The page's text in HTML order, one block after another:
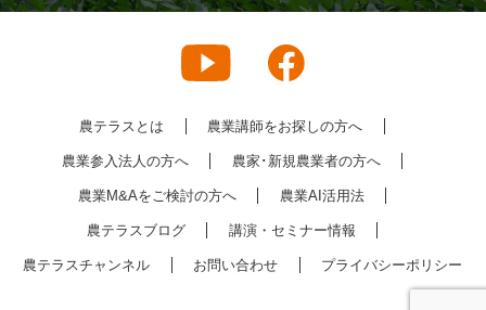
農テラスとは 農業講師をお探しの方へ
農業参入法人の方へ 農家･新規農業者の方へ
農業M&Aをご検討の方へ 農業AI活用法
農テラスブログ 講演・セミナー情報
農テラスチャンネル お問い合わせ プライバシーポリシー